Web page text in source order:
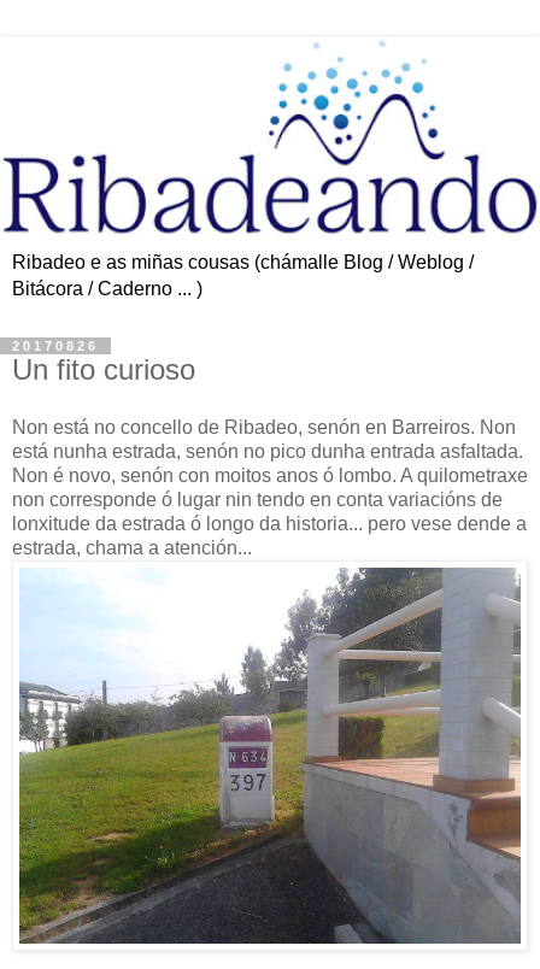
Ribadeo e as miñas cousas (chámalle Blog / Weblog /
Bitácora / Caderno ... )
20170826
Un fito curioso
Non está no concello de Ribadeo, senón en Barreiros. Non
está nunha estrada, senón no pico dunha entrada asfaltada.
Non é novo, senón con moitos anos ó lombo. A quilometraxe
non corresponde ó lugar nin tendo en conta variacións de
lonxitude da estrada ó longo da historia... pero vese dende a
estrada, chama a atención...